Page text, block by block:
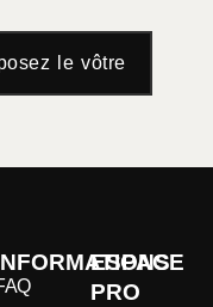
le vôtre
ESPACE
PRO